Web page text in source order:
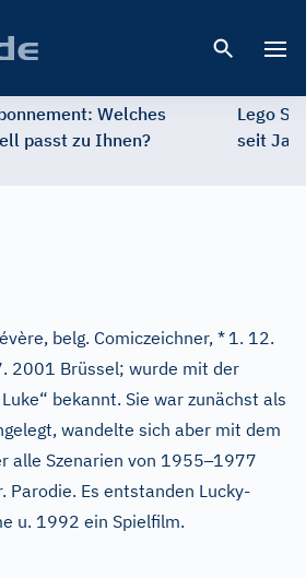
Welches
passt zu Ihnen?
Lego
seit
belg. Comiczeichner, * 1. 12.
2001 Brüssel; wurde mit der
bekannt. Sie war zunächst als
wandelte sich aber mit dem
alle Szenarien von 1955–1977
Parodie. Es entstanden Lucky-
u. 1992 ein Spielfilm.